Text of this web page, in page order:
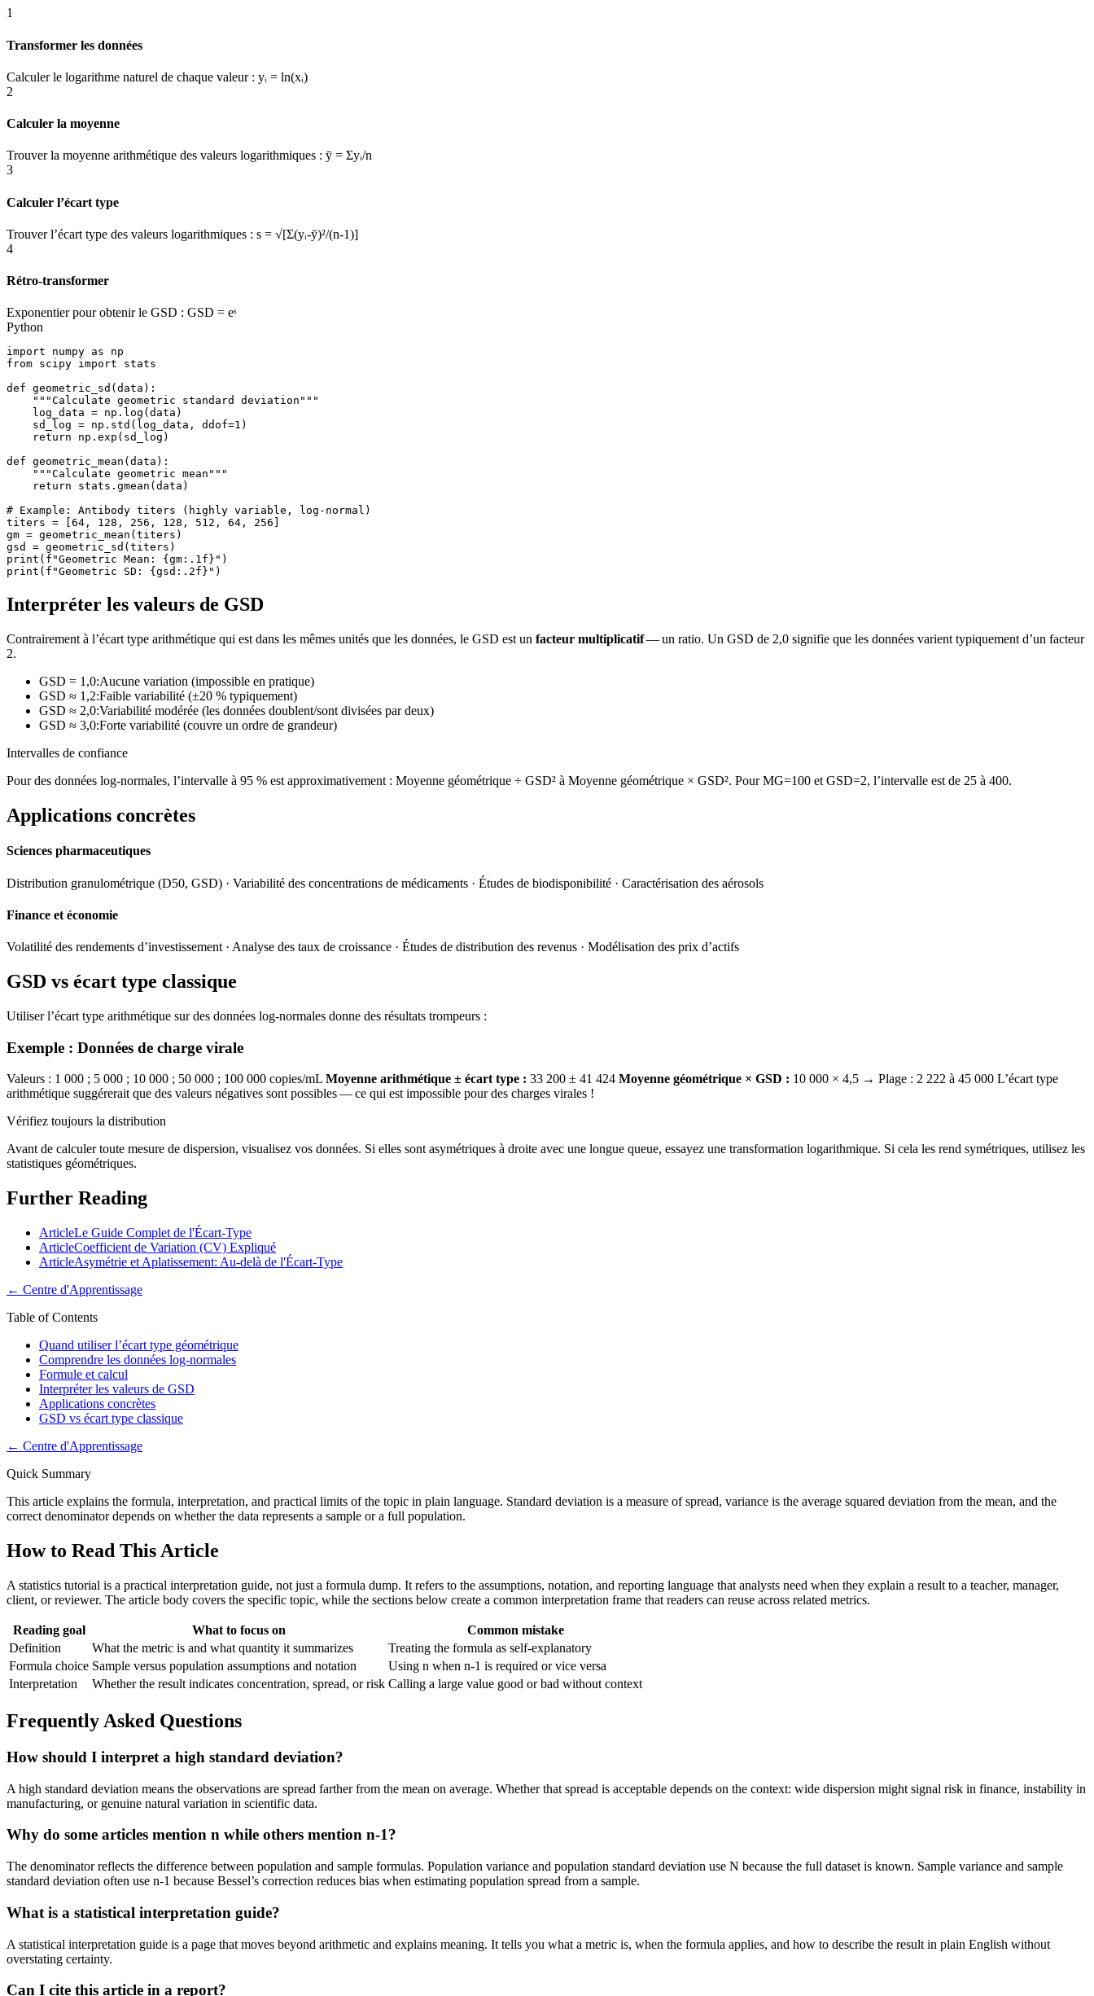
1
Transformer les données
Calculer le logarithme naturel de chaque valeur : yᵢ = ln(xᵢ)
2
Calculer la moyenne
Trouver la moyenne arithmétique des valeurs logarithmiques : ȳ = Σyᵢ/n
3
Calculer l’écart type
Trouver l’écart type des valeurs logarithmiques : s = √[Σ(yᵢ-ȳ)²/(n-1)]
4
Rétro-transformer
Exponentier pour obtenir le GSD : GSD = eˢ
Python
import numpy as np
from scipy import stats
def geometric_sd(data):
    """Calculate geometric standard deviation"""
    log_data = np.log(data)
    sd_log = np.std(log_data, ddof=1)
    return np.exp(sd_log)
def geometric_mean(data):
    """Calculate geometric mean"""
    return stats.gmean(data)
# Example: Antibody titers (highly variable, log-normal)
titers = [64, 128, 256, 128, 512, 64, 256]
gm = geometric_mean(titers)
gsd = geometric_sd(titers)
print(f"Geometric Mean: {gm:.1f}")
print(f"Geometric SD: {gsd:.2f}")
Interpréter les valeurs de GSD
Contrairement à l’écart type arithmétique qui est dans les mêmes unités que les données, le GSD est un facteur multiplicatif— un ratio. Un GSD de 2,0 signifie que les données varient typiquement d’un facteur
2.
GSD = 1,0:Aucune variation (impossible en pratique)
GSD ≈ 1,2:Faible variabilité (±20 % typiquement)
GSD ≈ 2,0:Variabilité modérée (les données doublent/sont divisées par deux)
GSD ≈ 3,0:Forte variabilité (couvre un ordre de grandeur)
Intervalles de confiance
Pour des données log-normales, l’intervalle à 95 % est approximativement : Moyenne géométrique ÷ GSD² à Moyenne géométrique × GSD². Pour MG=100 et GSD=2, l’intervalle est de 25 à 400.
Applications concrètes
Sciences pharmaceutiques
Distribution granulométrique (D50, GSD) · Variabilité des concentrations de médicaments · Études de biodisponibilité · Caractérisation des aérosols
Finance et économie
Volatilité des rendements d’investissement · Analyse des taux de croissance · Études de distribution des revenus · Modélisation des prix d’actifs
GSD vs écart type classique
Utiliser l’écart type arithmétique sur des données log-normales donne des résultats trompeurs :
Exemple : Données de charge virale
Valeurs : 1 000 ; 5 000 ; 10 000 ; 50 000 ; 100 000 copies/mL Moyenne arithmétique ± écart type : 33 200 ± 41 424 Moyenne géométrique × GSD : 10 000 × 4,5 → Plage : 2 222 à 45 000 L’écart type
arithmétique suggérerait que des valeurs négatives sont possibles — ce qui est impossible pour des charges virales !
Vérifiez toujours la distribution
Avant de calculer toute mesure de dispersion, visualisez vos données. Si elles sont asymétriques à droite avec une longue queue, essayez une transformation logarithmique. Si cela les rend symétriques, utilisez les
statistiques géométriques.
Further Reading
ArticleLe Guide Complet de l'Écart-Type
ArticleCoefficient de Variation (CV) Expliqué
ArticleAsymétrie et Aplatissement: Au-delà de l'Écart-Type
← Centre d'Apprentissage
Table of Contents
Quand utiliser l’écart type géométrique
Comprendre les données log-normales
Formule et calcul
Interpréter les valeurs de GSD
Applications concrètes
GSD vs écart type classique
← Centre d'Apprentissage
Quick Summary
This article explains the formula, interpretation, and practical limits of the topic in plain language. Standard deviation is a measure of spread, variance is the average squared deviation from the mean, and the
correct denominator depends on whether the data represents a sample or a full population.
How to Read This Article
A statistics tutorial is a practical interpretation guide, not just a formula dump. It refers to the assumptions, notation, and reporting language that analysts need when they explain a result to a teacher, manager,
client, or reviewer. The article body covers the specific topic, while the sections below create a common interpretation frame that readers can reuse across related metrics.
Reading goal What to focus on
Common mistake
Definition
What the metric is and what quantity it summarizes
Treating the formula as self-explanatory
Formula choice Sample versus population assumptions and notation
Using n when n-1 is required or vice versa
Interpretation
Whether the result indicates concentration, spread, or risk Calling a large value good or bad without context
Frequently Asked Questions
How should I interpret a high standard deviation?
A high standard deviation means the observations are spread farther from the mean on average. Whether that spread is acceptable depends on the context: wide dispersion might signal risk in finance, instability in
manufacturing, or genuine natural variation in scientific data.
Why do some articles mention n while others mention n-1?
The denominator reflects the difference between population and sample formulas. Population variance and population standard deviation use N because the full dataset is known. Sample variance and sample
standard deviation often use n-1 because Bessel’s correction reduces bias when estimating population spread from a sample.
What is a statistical interpretation guide?
A statistical interpretation guide is a page that moves beyond arithmetic and explains meaning. It tells you what a metric is, when the formula applies, and how to describe the result in plain English without
overstating certainty.
Can I cite this article in a report?